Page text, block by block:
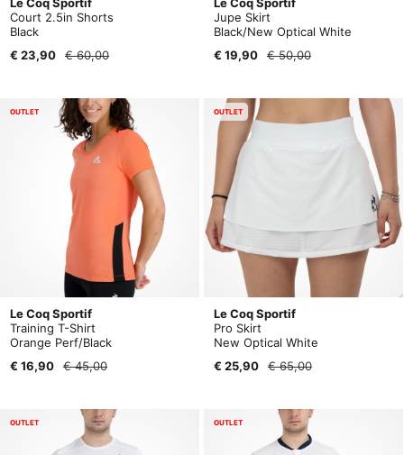
Court 2.5in Shorts
Black
€ 23,90
€ 60,00
Jupe Skirt
Black/New Optical White
€ 19,90
€ 50,00
OUTLET
Le Coq Sportif
Training T-Shirt
Orange Perf/Black
€ 16,90
€ 45,00
OUTLET
Le Coq Sportif
Pro Skirt
New Optical White
€ 25,90
€ 65,00
OUTLET OUTLET